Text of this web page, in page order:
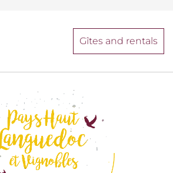
Gîtes and rentals